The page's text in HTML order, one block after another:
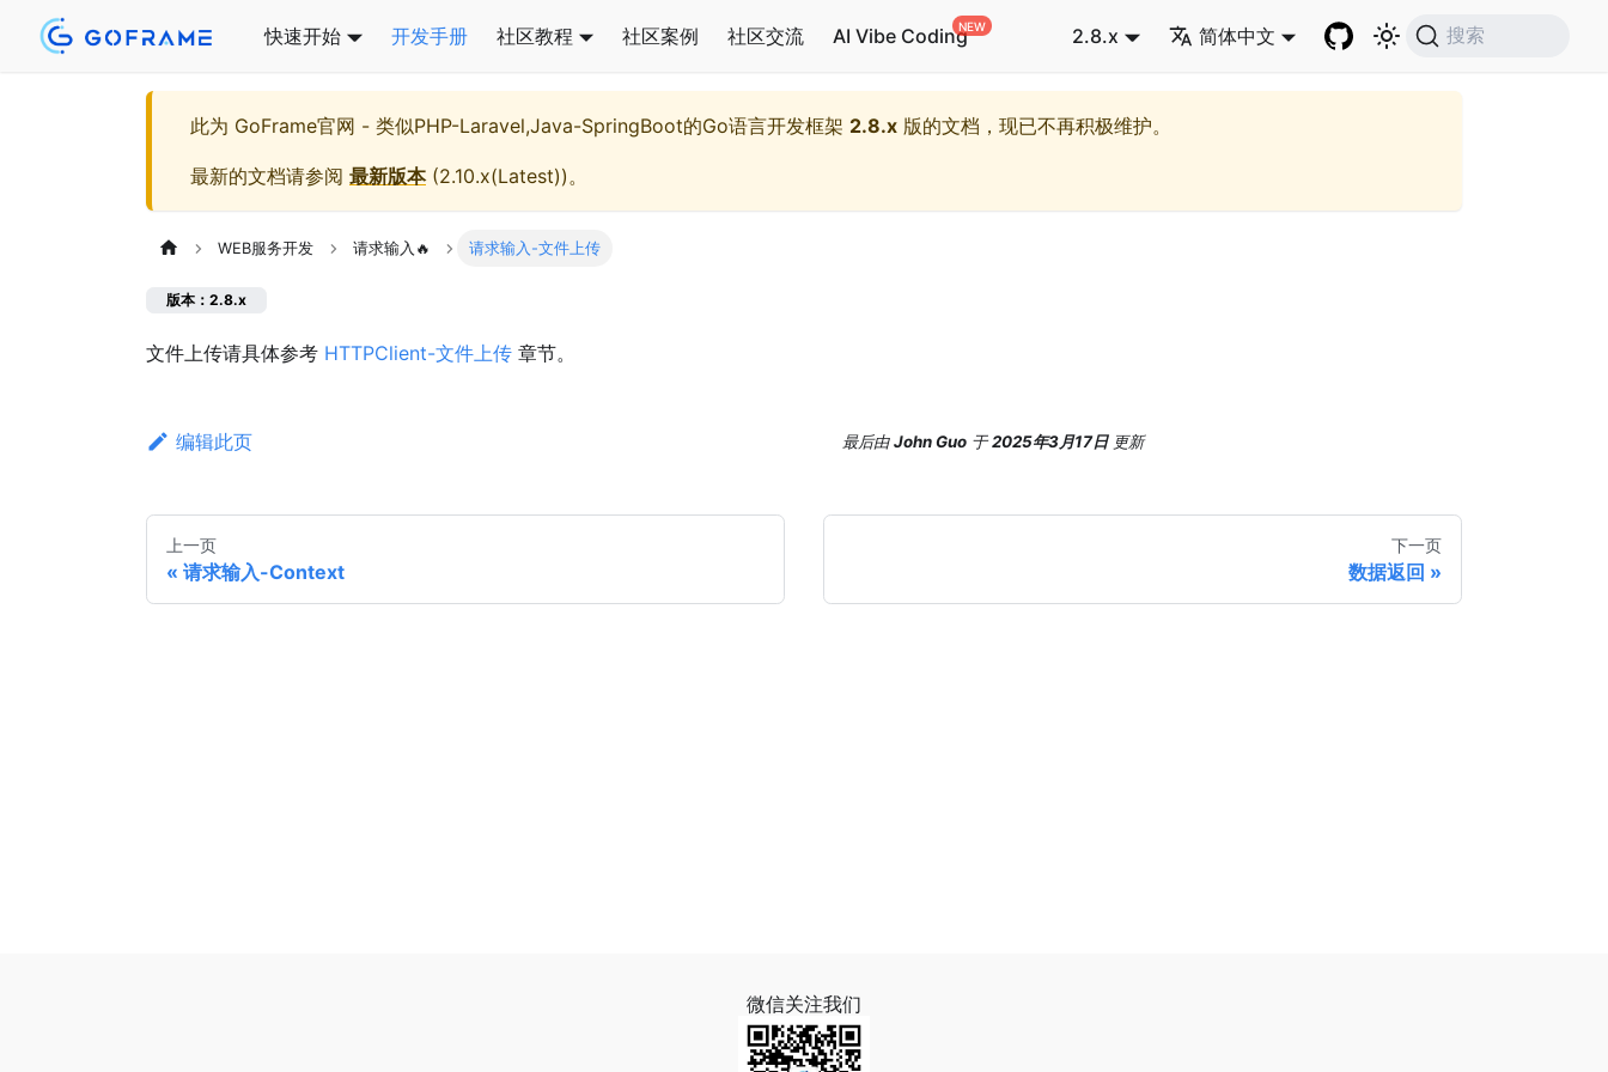
快速开始 开发手册 社区教程 社区案例 社区交流 AI Vibe Coding 2.8.x 简体中文 搜索
此为 GoFrame官网 - 类似PHP-Laravel,Java-SpringBoot的Go语言开发框架 2.8.x 版的文档，现已不再积极维护。
最新的文档请参阅 最新版本(2.10.x(Latest))。
WEB服务开发 请求输入🔥 请求输入-文件上传
版本：2.8.x
文件上传请具体参考 HTTPClient-文件上传 章节。
编辑此页 最后由John Guo 于2025年3月17日 更新
上一页
请求输入-Context
下一页
数据返回
微信关注我们